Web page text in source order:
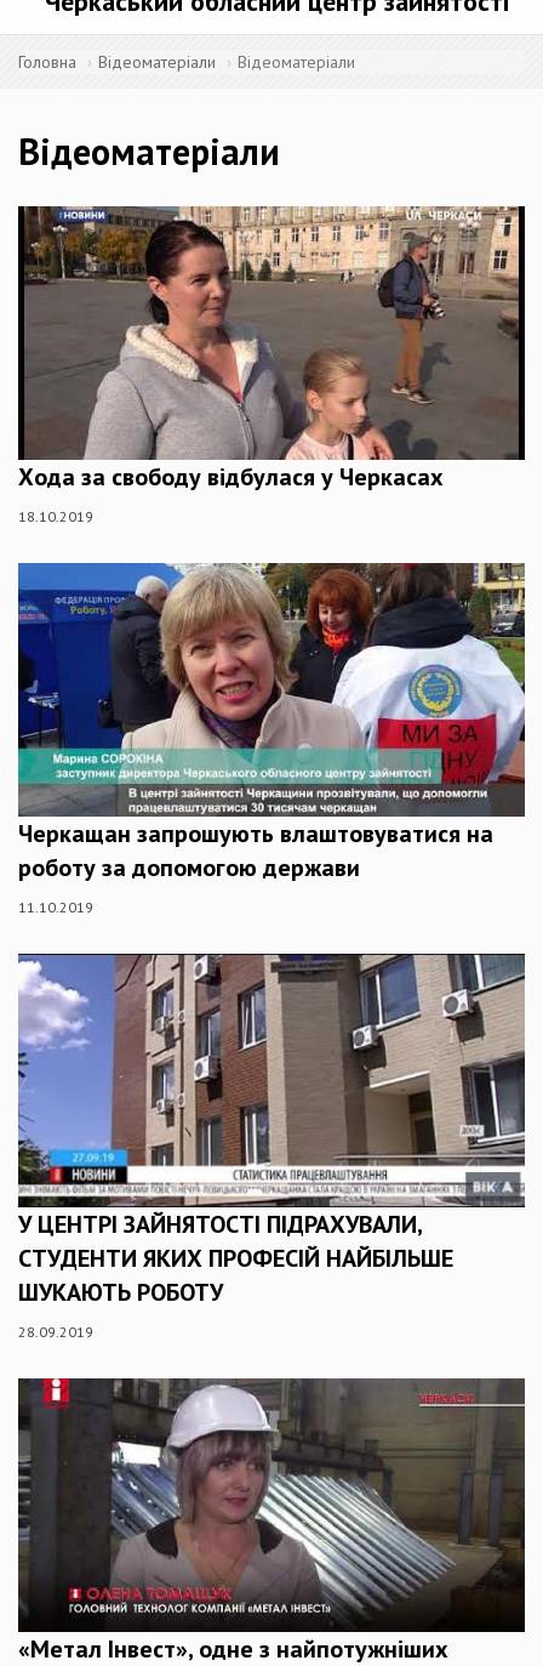
Головна Відеоматеріали Відеоматеріали
Відеоматеріали
Хода за свободу відбулася у Черкасах
18.10.2019
Черкащан запрошують влаштовуватися на
роботу за допомогою держави
11.10.2019
У ЦЕНТРІ ЗАЙНЯТОСТІ ПІДРАХУВАЛИ,
СТУДЕНТИ ЯКИХ ПРОФЕСІЙ НАЙБІЛЬШЕ
ШУКАЮТЬ РОБОТУ
28.09.2019
«Метал Інвест», одне з найпотужніших